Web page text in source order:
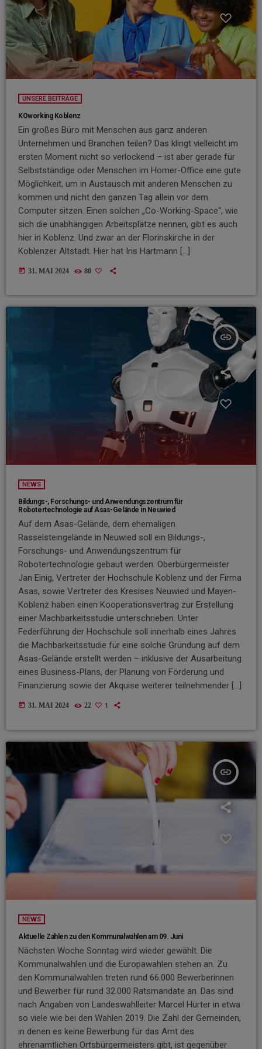
UNSERE BEITRÄGE
KOworking Koblenz
Ein großes Büro mit Menschen aus ganz anderen
Unternehmen und Branchen teilen? Das klingt vielleicht im
ersten Moment nicht so verlockend – ist aber gerade für
Selbstständige oder Menschen im Homer-Office eine gute
Möglichkeit, um in Austausch mit anderen Menschen zu
kommen und nicht den ganzen Tag allein vor dem
Computer sitzen. Einen solchen „Co-Working-Space“, wie
sich die unabhängigen Arbeitsplätze nennen, gibt es auch
hier in Koblenz. Und zwar an der Florinskirche in der
Koblenzer Altstadt. Hier hat Iris Hartmann […]
today 31. MAI 2024 80
insert_link
NEWS
Bildungs-, Forschungs- und Anwendungszentrum für
Robotertechnologie auf Asas-Gelände in Neuwied
Auf dem Asas-Gelände, dem ehemaligen
Rasselsteingelände in Neuwied soll ein Bildungs-,
Forschungs- und Anwendungszentrum für
Robotertechnologie gebaut werden. Oberbürgermeister
Jan Einig, Vertreter der Hochschule Koblenz und der Firma
Asas, sowie Vertreter des Kresises Neuwied und Mayen-
Koblenz haben einen Kooperationsvertrag zur Erstellung
einer Machbarkeitsstudie unterschrieben. Unter
Federführung der Hochschule soll innerhalb eines Jahres
die Machbarkeitsstudie für eine solche Gründung auf dem
Asas-Gelände erstellt werden – inklusive der Ausarbeitung
eines Business-Plans, der Planung von Förderung und
Finanzierung sowie der Akquise weiterer teilnehmender […]
today 31. MAI 2024 22 1
insert_link
NEWS
Aktuelle Zahlen zu den Kommunalwahlen am 09. Juni
Nächsten Woche Sonntag wird wieder gewählt. Die
Kommunalwahlen und die Europawahlen stehen an. Zu
den Kommunalwahlen treten rund 66.000 Bewerberinnen
und Bewerber für rund 32.000 Ratsmandate an. Das sind
nach Angaben von Landeswahlleiter Marcel Hürter in etwa
so viele wie bei den Wahlen 2019. Die Zahl der Gemeinden,
in denen es keine Bewerbung für das Amt des
ehrenamtlichen Ortsbürgermeisters gibt, ist gegenüber